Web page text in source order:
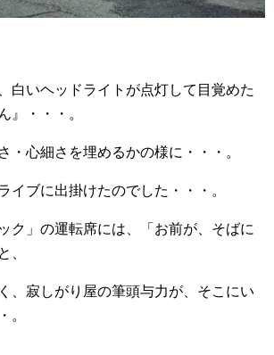
白いヘッドライトが点灯して目覚めた
』・・・。
・心細さを埋めるかの様に・・・。
イブに出掛けたのでした・・・。
ク」の運転席には、「お前が、そばに
、
、寂しがり屋の筆頭与力が、そこにい
。